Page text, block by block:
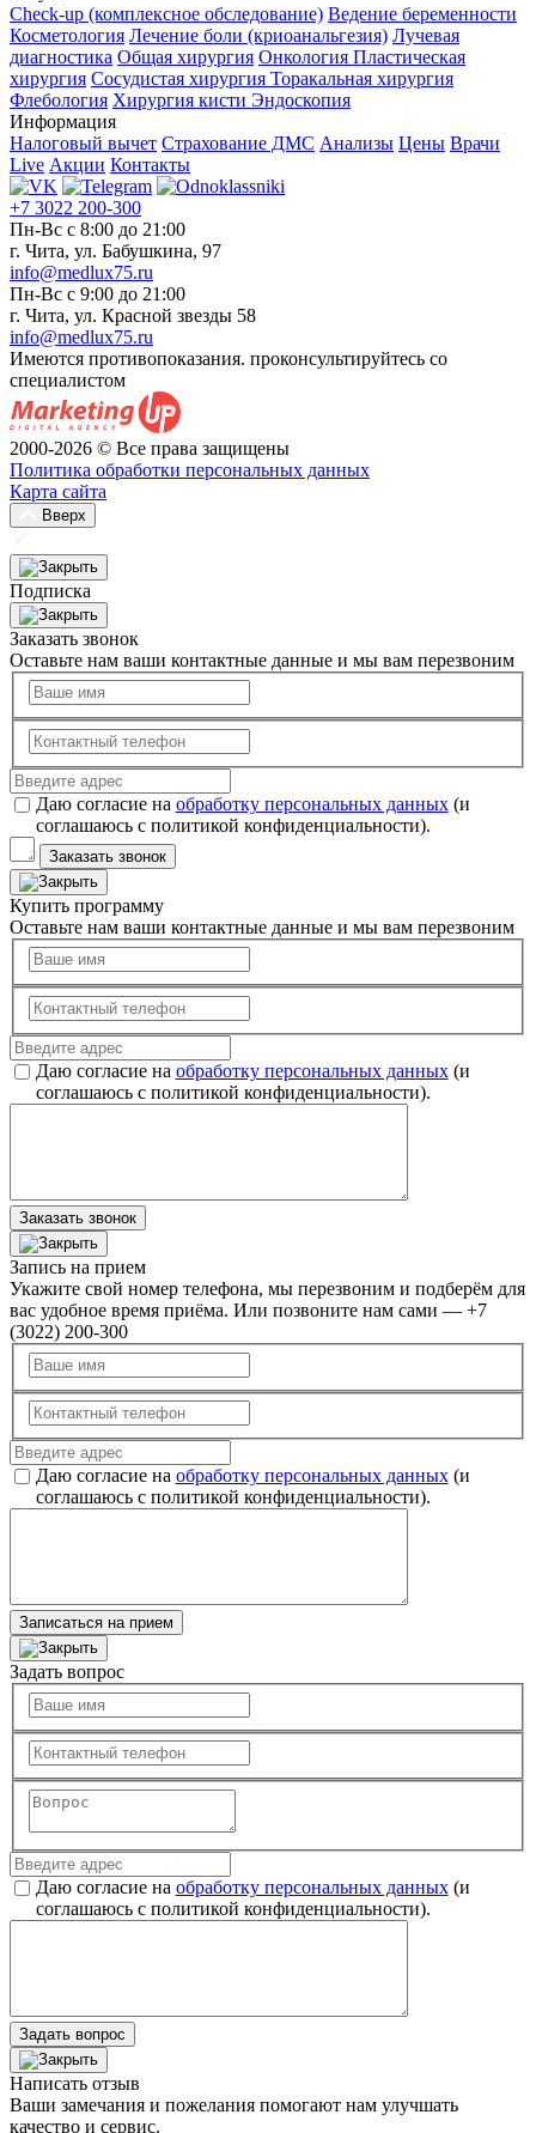
Check-up (комплексное обследование) Ведение беременности
Косметология Лечение боли (криоанальгезия) Лучевая
диагностика Общая хирургия Онкология Пластическая
хирургия Сосудистая хирургия Торакальная хирургия
Флебология Хирургия кисти Эндоскопия
Информация
Налоговый вычет Страхование ДМС Анализы Цены Врачи
Live Акции Контакты
+7 3022 200-300
Пн-Вс с 8:00 до 21:00
г. Чита, ул. Бабушкина, 97
info@medlux75.ru
Пн-Вс с 9:00 до 21:00
г. Чита, ул. Красной звезды 58
info@medlux75.ru
Имеются противопоказания. проконсультируйтесь со
специалистом
2000-2026 © Все права защищены
Политика обработки персональных данных
Карта сайта
Вверх
Подписка
Заказать звонок
Оставьте нам ваши контактные данные и мы вам перезвоним
Даю согласие на обработку персональных данных(и
соглашаюсь с политикой конфиденциальности).
Заказать звонок
Купить программу
Оставьте нам ваши контактные данные и мы вам перезвоним
Даю согласие на обработку персональных данных(и
соглашаюсь с политикой конфиденциальности).
Заказать звонок
Запись на прием
Укажите свой номер телефона, мы перезвоним и подберём для
вас удобное время приёма. Или позвоните нам сами — +7
(3022) 200-300
Даю согласие на обработку персональных данных(и
соглашаюсь с политикой конфиденциальности).
Записаться на прием
Задать вопрос
Даю согласие на обработку персональных данных(и
соглашаюсь с политикой конфиденциальности).
Задать вопрос
Написать отзыв
Ваши замечания и пожелания помогают нам улучшать
качество и сервис.